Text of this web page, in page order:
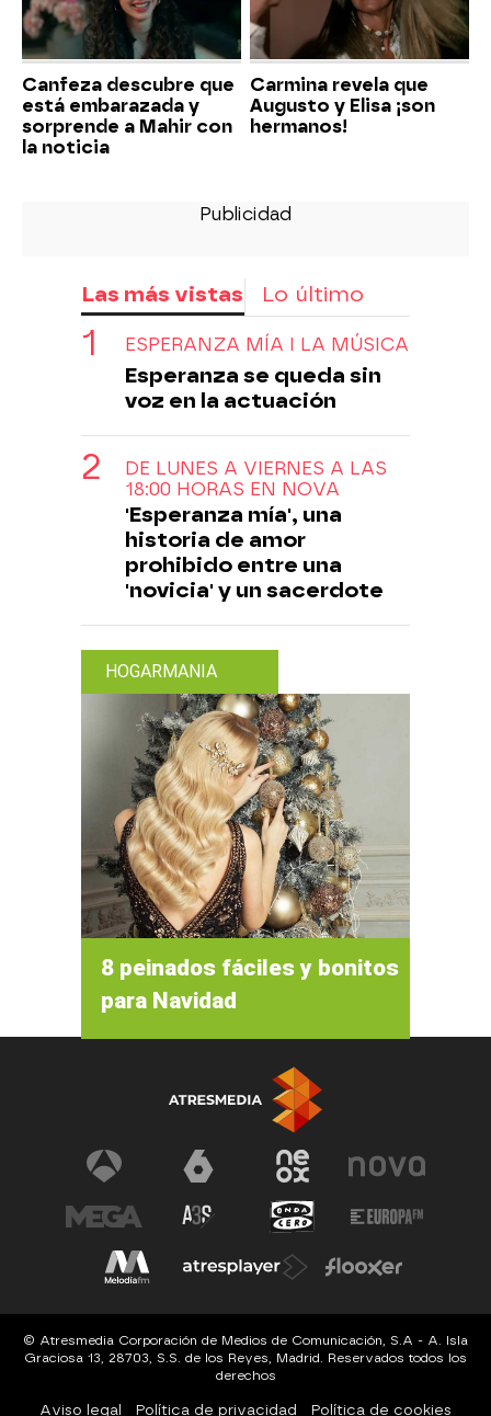
Canfeza descubre que
está embarazada y
sorprende a Mahir con
la noticia
Carmina revela que
Augusto y Elisa ¡son
hermanos!
Las más vistas Lo último
ESPERANZA MÍA I LA MÚSICA
Esperanza se queda sin
voz en la actuación
DE LUNES A VIERNES A LAS
18:00 HORAS EN NOVA
'Esperanza mía', una
historia de amor
prohibido entre una
'novicia' y un sacerdote
HOGARMANIA
8 peinados fáciles y bonitos
para Navidad
© Atresmedia Corporación de Medios de Comunicación, S.A - A. Isla
Graciosa 13, 28703, S.S. de los Reyes, Madrid. Reservados todos los
derechos
Aviso legal Política de privacidad Política de cookies